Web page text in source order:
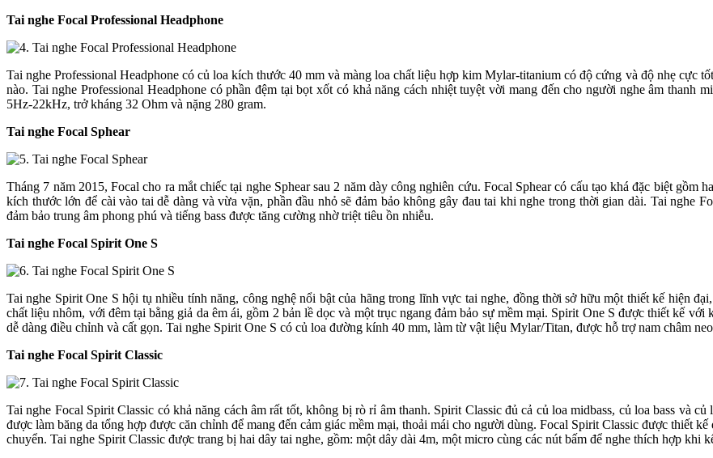
Tai nghe Focal Professional Headphone
Tai nghe Professional Headphone có củ loa kích thước 40 mm và màng loa chất liệu hợp kim Mylar-titanium có độ cứng và độ nhẹ cực
nào. Tai nghe Professional Headphone có phần đệm tại bọt xốt có khả năng cách nhiệt tuyệt vời mang đến cho người nghe âm thanh
5Hz-22kHz, trở kháng 32 Ohm và nặng 280 gram.
Tai nghe Focal Sphear
Tháng 7 năm 2015, Focal cho ra mắt chiếc tại nghe Sphear sau 2 năm dày công nghiên cứu. Focal Sphear có cấu tạo khá đặc biệt gồm
kích thước lớn để cài vào tai dễ dàng và vừa vặn, phần đầu nhỏ sẽ đảm bảo không gây đau tai khi nghe trong thời gian dài. Tai nghe
đảm bảo trung âm phong phú và tiếng bass được tăng cường nhờ triệt tiêu ồn nhiễu.
Tai nghe Focal Spirit One S
Tai nghe Spirit One S hội tụ nhiều tính năng, công nghệ nổi bật của hãng trong lĩnh vực tai nghe, đồng thời sở hữu một thiết kế hiện
chất liệu nhôm, với đêm tại bằng giả da êm ái, gồm 2 bản lề dọc và một trục ngang đảm bảo sự mềm mại. Spirit One S được thiết kế
dễ dàng điều chỉnh và cất gọn. Tai nghe Spirit One S có củ loa đường kính 40 mm, làm từ vật liệu Mylar/Titan, được hỗ trợ nam châm
Tai nghe Focal Spirit Classic
Tai nghe Focal Spirit Classic có khả năng cách âm rất tốt, không bị rò rỉ âm thanh. Spirit Classic đủ cả củ loa midbass, củ loa bass và
được làm băng da tổng hợp được căn chỉnh để mang đến cảm giác mềm mại, thoải mái cho người dùng. Focal Spirit Classic được thiết
chuyển. Tai nghe Spirit Classic được trang bị hai dây tai nghe, gồm: một dây dài 4m, một micro cùng các nút bấm để nghe thích hợp khi